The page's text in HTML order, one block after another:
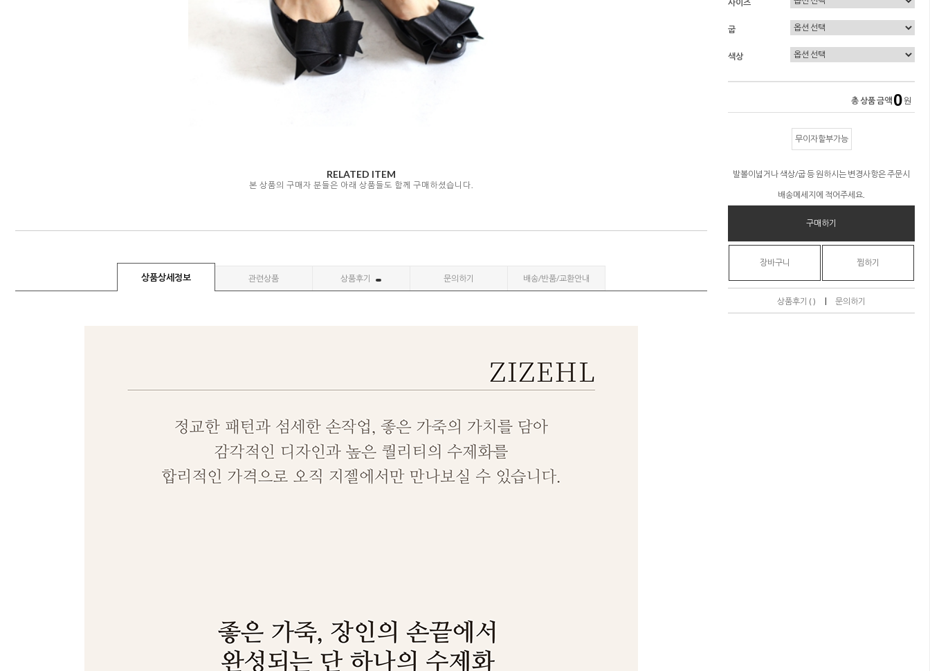
RELATED ITEM
본 상품의 구매자 분들은 아래 상품들도 함께 구매하셨습니다.
상품상세정보 관련상품 상품후기 문의하기 배송/반품/교환안내
사이즈
굽
색상
총 상품 금액 0 원
무이자할부가능
발볼이넓거나 색상/굽 등 원하시는 변경사항은 주문시
배송메세지에 적어주세요.
구매하기
장바구니 찜하기
상품후기 ( ) | 문의하기